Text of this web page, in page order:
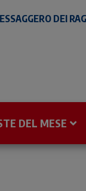
DEI
DEL MESE